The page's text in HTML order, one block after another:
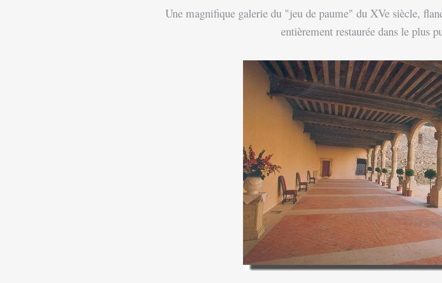
Une magnifique galerie du "jeu de paume" du XVe siècle,
entièrement restaurée dans le plus